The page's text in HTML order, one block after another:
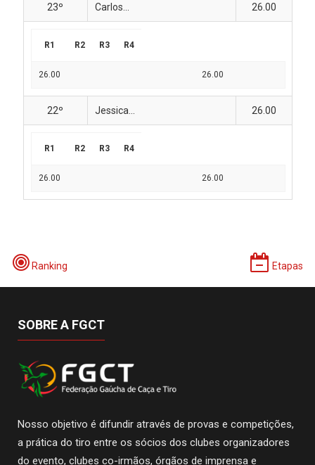
23º Carlos... 26.00
R1 R2 R3 R4
26.00 26.00
22º Jessica... 26.00
R1 R2 R3 R4
26.00 26.00
Ranking Etapas
SOBRE A FGCT
Nosso objetivo é difundir através de provas e competições,
a prática do tiro entre os sócios dos clubes organizadores
do evento, clubes co-irmãos, órgãos de imprensa e